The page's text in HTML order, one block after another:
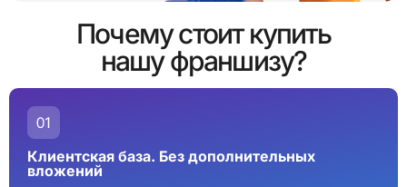
Почему стоит купить
нашу франшизу?
Клиентская база. Без дополнительных
вложений